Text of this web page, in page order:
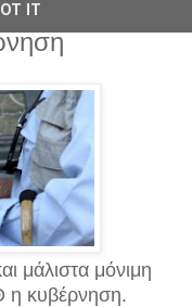
μάλιστα μόνιμη
η κυβέρνηση.
IT